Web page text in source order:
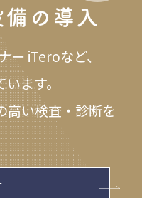
の導入
ー iTeroなど、
ます。
高い検査・診断を